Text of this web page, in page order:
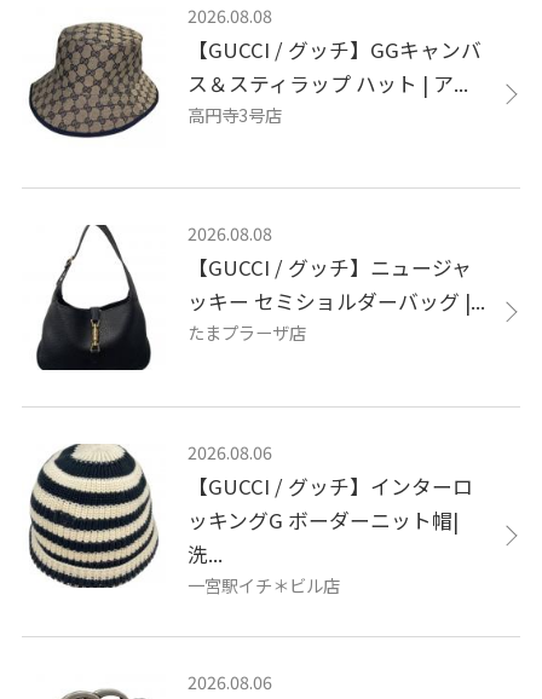
2026.08.08
【GUCCI / グッチ】GGキャンバ
ス＆スティラップ ハット | ア...
高円寺3号店
2026.08.08
【GUCCI / グッチ】ニュージャ
ッキー セミショルダーバッグ |...
たまプラーザ店
2026.08.06
【GUCCI / グッチ】インターロ
ッキングG ボーダーニット帽|
洗...
一宮駅イチ＊ビル店
2026.08.06